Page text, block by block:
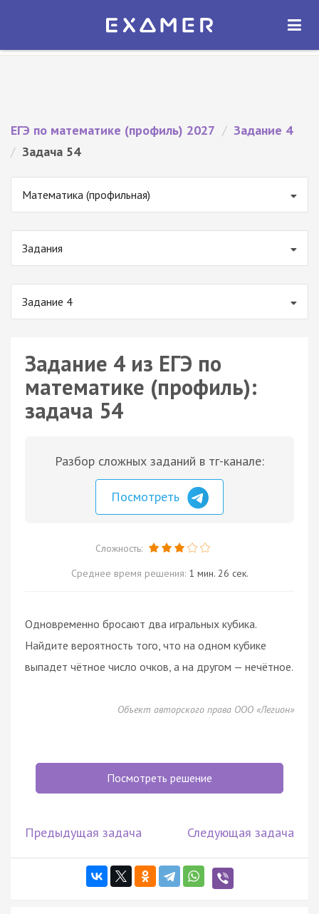
Экзамер — ЕГЭ 2027
ОТКРЫТЬ
ЕГЭ по математике (профиль) 2027 / Задание 4
/ Задача 54
Математика (профильная)
Задания
Задание 4
Задание 4 из ЕГЭ по
математике (профиль):
задача 54
Разбор сложных заданий в тг-канале:
Посмотреть
Сложность:
Среднее время решения: 1 мин. 26 сек.
Одновременно бросают два игральных кубика.
Найдите вероятность того, что на одном кубике
выпадет чётное число очков, а на другом — нечётное.
Объект авторского права ООО «Легион»
Посмотреть решение
Предыдущая задача Следующая задача